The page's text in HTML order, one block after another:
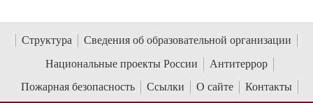
Структура
Сведения об образовательной организации
Национальные проекты России
Антитеррор
Пожарная безопасность
Ссылки О сайте Контакты